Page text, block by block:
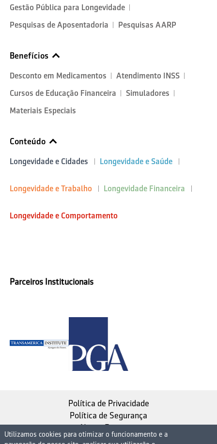
Gestão Pública para Longevidade
Pesquisas de Aposentadoria
Pesquisas AARP
Benefícios
Desconto em Medicamentos
Atendimento INSS
Cursos de Educação Financeira
Simuladores
Materiais Especiais
Conteúdo
Longevidade e Cidades Longevidade e Saúde
Longevidade e Trabalho Longevidade Financeira
Longevidade e Comportamento
Parceiros Institucionais
Política de Privacidade
Política de Segurança
Nosso Estatuto
Utilizamos cookies para otimizar o funcionamento e a